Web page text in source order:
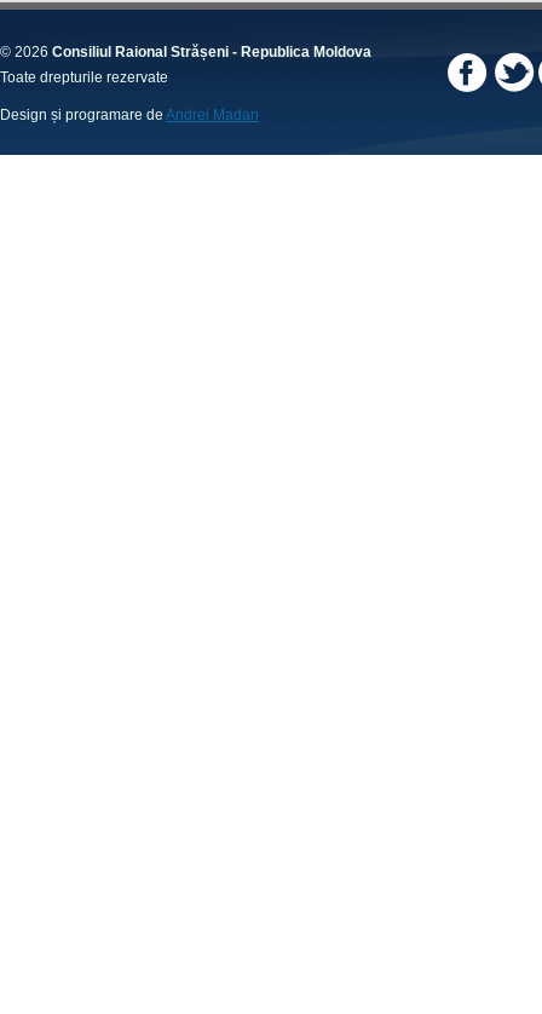
© 2026 Consiliul Raional Strășeni - Republica Moldova
Toate drepturile rezervate
Design și programare de Andrei Madan